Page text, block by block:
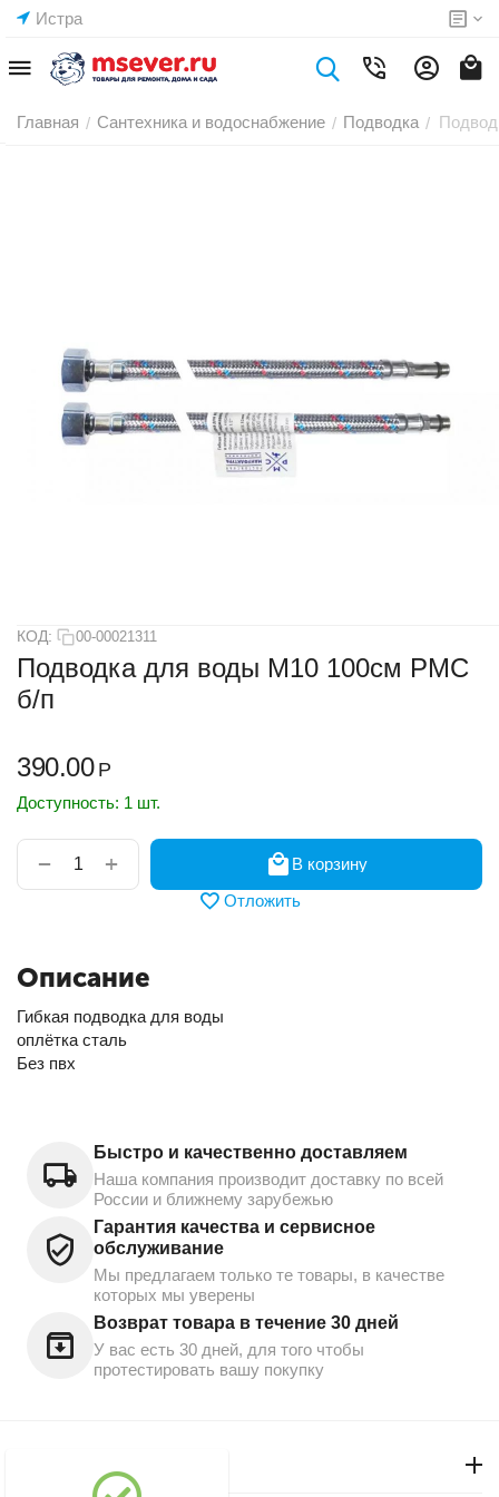
Истра
Главная / Сантехника и водоснабжение / Подводка /
КОД: 00-00021311
Подводка для воды М10 100см РМС
б/п
390.00 Р
Доступность: 1 шт.
+
−
В корзину
Отложить
Описание
Гибкая подводка для воды
оплётка сталь
Без пвх
Быстро и качественно доставляем
Наша компания производит доставку по всей
России и ближнему зарубежью
Гарантия качества и сервисное
обслуживание
Мы предлагаем только те товары, в качестве
которых мы уверены
Возврат товара в течение 30 дней
У вас есть 30 дней, для того чтобы
протестировать вашу покупку